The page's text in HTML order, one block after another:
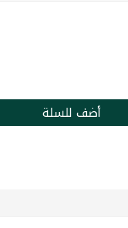
أضف للسلة